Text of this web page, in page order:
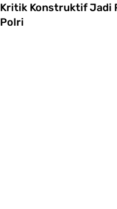
Kritik Konstruktif Jadi
Polri